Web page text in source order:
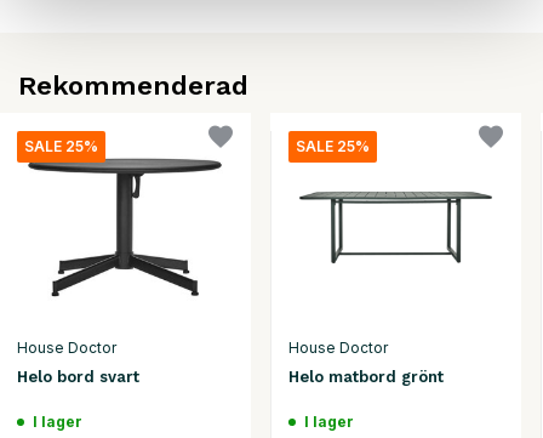
Rekommenderad
SALE 25%
House Doctor
Helo bord svart
I lager
SALE 25%
House Doctor
Helo matbord grönt
I lager